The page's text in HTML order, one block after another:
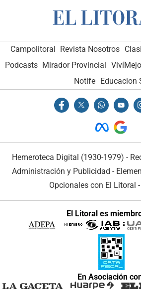
Campolitoral Revista Nosotros
Podcasts Mirador Provincial
Notife Educacion
Hemeroteca Digital (1930-1979) -
Administración y Publicidad -
Opcionales con El Litoral -
El Litoral es
En Asociación